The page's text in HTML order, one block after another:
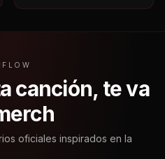
canción, te va
oficiales inspirados en la